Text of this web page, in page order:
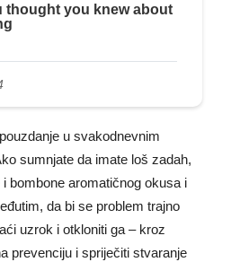
u svakodnevnim
sumnjate da imate loš zadah,
bombone aromatičnog okusa i
da bi se problem trajno
uzrok i otkloniti ga – kroz
prevenciju i spriječiti stvaranje